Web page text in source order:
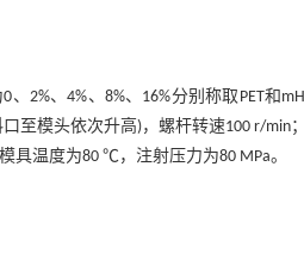
、2%、4%、8%、16%分别称取PET和
至模头依次升高)，螺杆转速100 r/
温度为80 ℃，注射压力为80 MPa。